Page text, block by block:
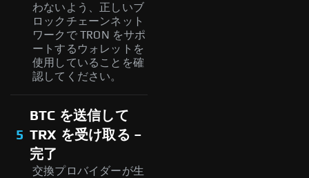
わないよう、正しいブ
ロックチェーンネット
ワークで TRON をサポ
ートするウォレットを
使用していることを確
認してください。
5
BTC を送信して
TRX を受け取る –
完了
交換プロバイダーが生